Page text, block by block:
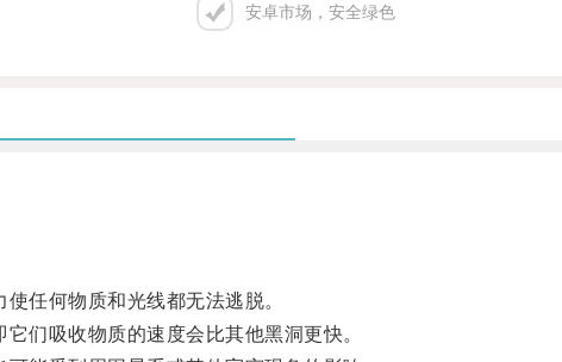
安卓市场，安全绿色
任何物质和光线都无法逃脱。
吸收物质的速度会比其他黑洞更快。